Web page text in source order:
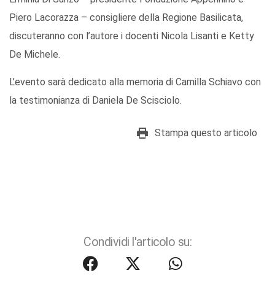
Piero Lacorazza – consigliere della Regione Basilicata,
discuteranno con l’autore i docenti Nicola Lisanti e Ketty
De Michele.
L’evento sarà dedicato alla memoria di Camilla Schiavo con
la testimonianza di Daniela De Scisciolo.
Stampa questo articolo
Condividi l'articolo su: